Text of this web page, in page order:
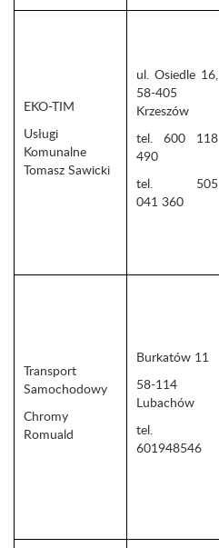
EKO-TIM
Usługi
Komunalne
Tomasz Sawicki
ul. Osiedle 16,
58-405
Krzeszów
tel. 600 118
490
tel. 505
041 360
Transport
Samochodowy
Chromy
Romuald
Burkatów 11
58-114
Lubachów
tel.
601948546